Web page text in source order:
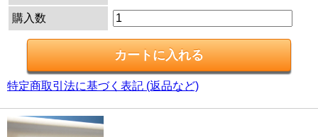
購入数
特定商取引法に基づく表記 (返品など)